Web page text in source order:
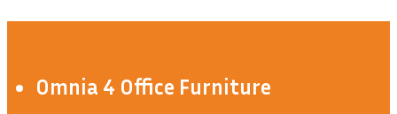
Omnia 4 Office Furniture